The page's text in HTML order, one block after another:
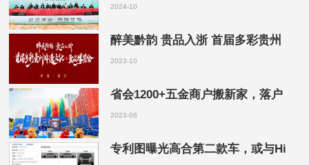
2024-10
醉美黔韵 贵品入浙 首届多彩贵州
2023-10
省会1200+五金商户搬新家，落户
2023-06
专利图曝光高合第二款车，或与Hi